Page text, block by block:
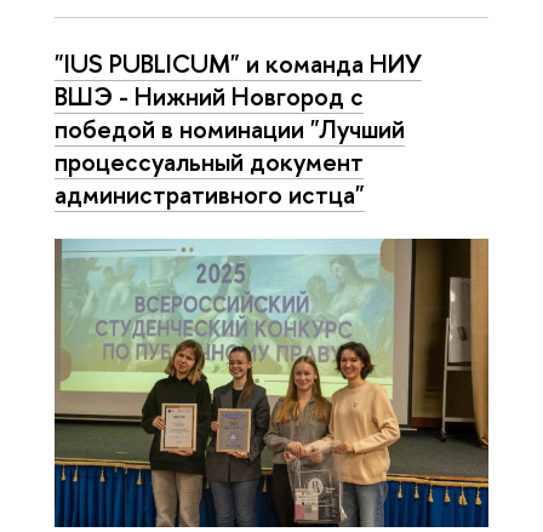
"IUS PUBLICUM" и команда НИУ
ВШЭ - Нижний Новгород с
победой в номинации "Лучший
процессуальный документ
административного истца"